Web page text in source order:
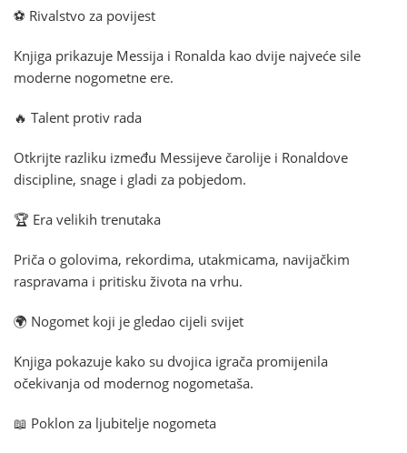
⚽ Rivalstvo za povijest
Knjiga prikazuje Messija i Ronalda kao dvije najveće sile
moderne nogometne ere.
🔥 Talent protiv rada
Otkrijte razliku između Messijeve čarolije i Ronaldove
discipline, snage i gladi za pobjedom.
🏆 Era velikih trenutaka
Priča o golovima, rekordima, utakmicama, navijačkim
raspravama i pritisku života na vrhu.
🌍 Nogomet koji je gledao cijeli svijet
Knjiga pokazuje kako su dvojica igrača promijenila
očekivanja od modernog nogometaša.
📖 Poklon za ljubitelje nogometa